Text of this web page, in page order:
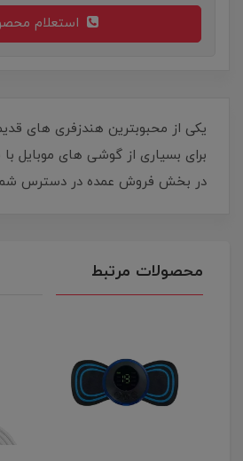
یکی از محبوبترین هندزفری های
برای بسیاری از گوشی های موبایل
در بخش فروش عمده در دسترس
محصولات مرتبط